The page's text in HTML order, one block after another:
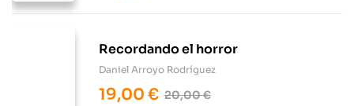
Recordando el horror
Daniel Arroyo Rodríguez
20,00€
19,00 €